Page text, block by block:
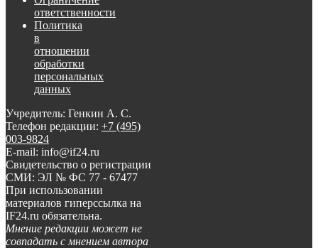
ответственности
Политика
в
отношении
обработки
персональных
данных
Учредитель: Генкин А. С.
Телефон редакции: +7 (495)
003-9824
E-mail: info@if24.ru
Свидетельство о регистрации
СМИ: ЭЛ № ФС 77 - 67477
При использовании
материалов гиперссылка на
IF24.ru обязательна.
Мнение редакции может не
совпадать с мнением автора